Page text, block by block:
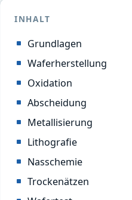
INHALT
Grundlagen
Waferherstellung
Oxidation
Abscheidung
Metallisierung
Lithografie
Nasschemie
Trockenätzen